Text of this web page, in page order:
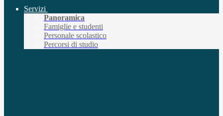
Servizi
Panoramica
Famiglie e studenti
Personale scolastico
Percorsi di studio